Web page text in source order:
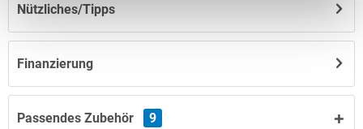
Finanzierung
Nützliches/Tipps
Passendes Zubehör 9